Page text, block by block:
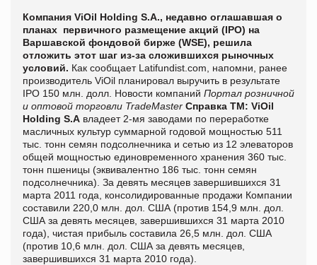
Компания ViOil Holding S.A., недавно оглашавшая о
планах первичного размещение акций (IPO) на
Варшавской фондовой бирже (WSE), решила
отложить этот шаг из-за сложившихся рыночных
условий. Как сообщает Latifundist.com, напомни, ранее
производитель ViOil планировал выручить в результате
IPO 150 млн. долл. Новости компаний Портал розничной
и оптовой торговли TradeMaster Справка ТМ: ViOil
Holding S.A владеет 2-мя заводами по переработке
масличных культур суммарной годовой мощностью 511
тыс. тонн семян подсолнечника и сетью из 12 элеваторов
общей мощностью единовременного хранения 360 тыс.
тонн пшеницы (эквивалентно 186 тыс. тонн семян
подсолнечника). За девять месяцев завершившихся 31
марта 2011 года, консолидированные продажи Компании
составили 220,0 млн. дол. США (против 154,9 млн. дол.
США за девять месяцев, завершившихся 31 марта 2010
года), чистая прибыль составила 26,5 млн. дол. США
(против 10,6 млн. дол. США за девять месяцев,
завершившихся 31 марта 2010 года).